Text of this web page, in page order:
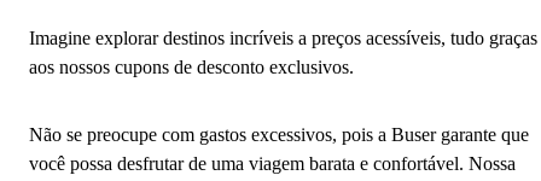
Imagine explorar destinos incríveis a preços acessíveis, tudo graças
aos nossos cupons de desconto exclusivos.
Não se preocupe com gastos excessivos, pois a Buser garante que
você possa desfrutar de uma viagem barata e confortável. Nossa